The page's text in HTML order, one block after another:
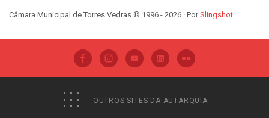
Câmara Municipal de Torres Vedras © 1996 - 2026 · PorSlingshot
OUTROS SITES DA AUTARQUIA